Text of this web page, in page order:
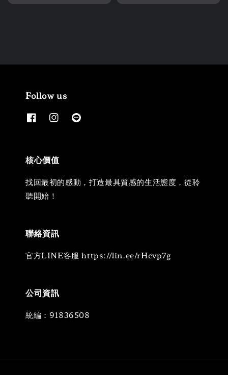
Follow us
核心價值
找回最初的感動，打造最具質感的生活態度，從聆
聽開始！
聯絡資訊
官方LINE客服 https://lin.ee/rHcvp7g
公司資訊
統編：91836508